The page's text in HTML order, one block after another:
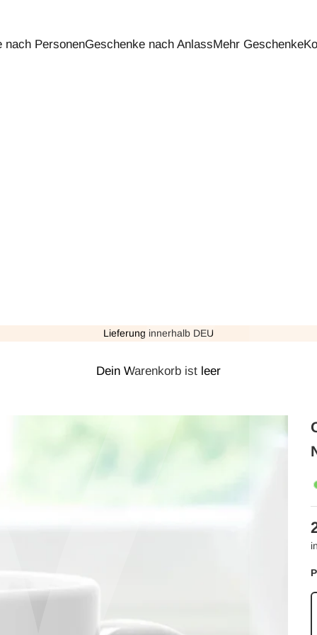
nach PersonenGeschenke nach AnlassMehr Geschenke
Lieferung innerhalb DEU
Dein Warenkorb ist leer